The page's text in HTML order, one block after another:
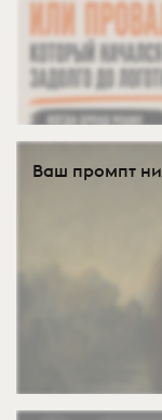
Ваш промпт